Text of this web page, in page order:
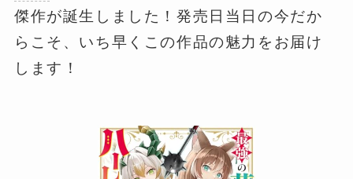
傑作が誕生しました！発売日当日の今だか
らこそ、いち早くこの作品の魅力をお届け
します！